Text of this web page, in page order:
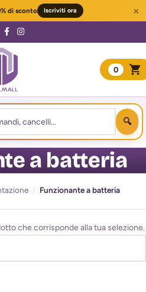
di sconto Iscriviti ora ×
0
a batteria
/ Funzionante a batteria
che corrisponde alla tua selezione.